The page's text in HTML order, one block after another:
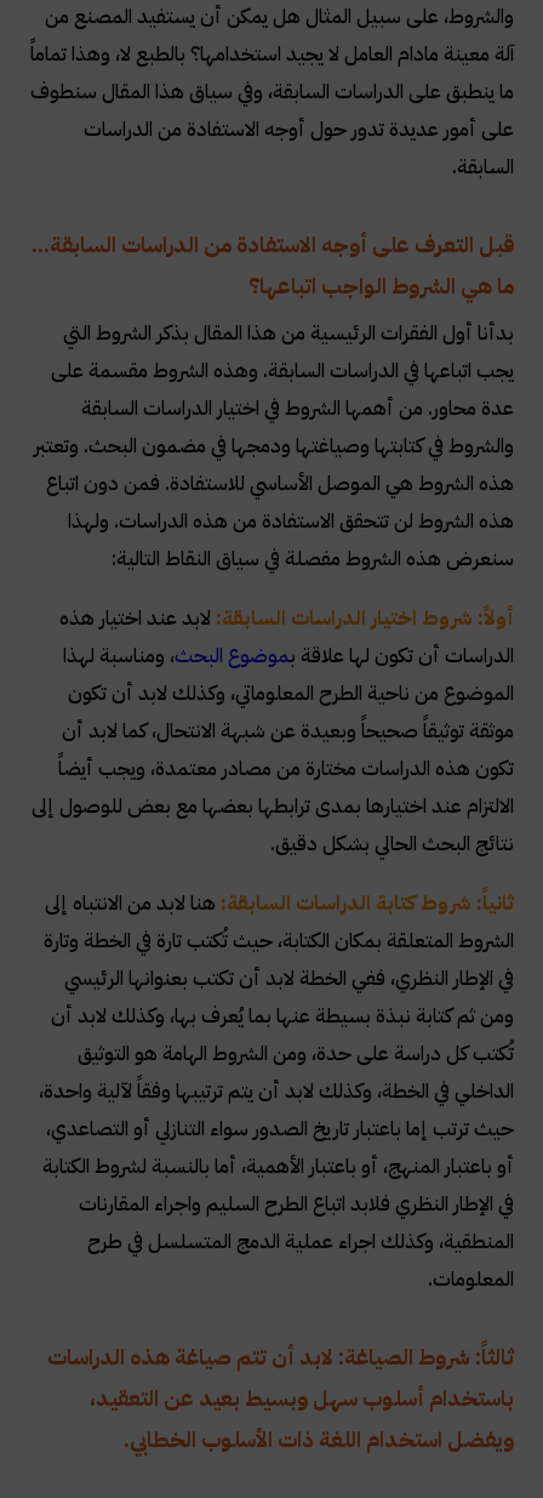
والشروط، على سبيل المثال هل يمكن أن يستفيد المصنع من
آلة معينة مادام العامل لا يجيد استخدامها؟ بالطبع لا، وهذا تماماً
ما ينطبق على الدراسات السابقة، وفي سياق هذا المقال سنطوف
على أمور عديدة تدور حول أوجه الاستفادة من الدراسات
السابقة.
قبل التعرف على أوجه الاستفادة من الدراسات السابقة...
ما هي الشروط الواجب اتباعها؟
بدأنا أول الفقرات الرئيسية من هذا المقال بذكر الشروط التي
يجب اتباعها في الدراسات السابقة. وهذه الشروط مقسمة على
عدة محاور. من أهمها الشروط في اختيار الدراسات السابقة
والشروط في كتابتها وصياغتها ودمجها في مضمون البحث. وتعتبر
هذه الشروط هي الموصل الأساسي للاستفادة. فمن دون اتباع
هذه الشروط لن تتحقق الاستفادة من هذه الدراسات. ولهذا
سنعرض هذه الشروط مفصلة في سياق النقاط التالية:
أولاً: شروط اختيار الدراسات السابقة: لابد عند اختيار هذه
الدراسات أن تكون لها علاقة بموضوع البحث، ومناسبة لهذا
الموضوع من ناحية الطرح المعلوماتي، وكذلك لابد أن تكون
موثقة توثيقاً صحيحاً وبعيدة عن شبهة الانتحال، كما لابد أن
تكون هذه الدراسات مختارة من مصادر معتمدة، ويجب أيضاً
الالتزام عند اختيارها بمدى ترابطها بعضها مع بعض للوصول إلى
نتائج البحث الحالي بشكل دقيق.
ثانياً: شروط كتابة الدراسات السابقة: هنا لابد من الانتباه إلى
الشروط المتعلقة بمكان الكتابة، حيث تُكتب تارة في الخطة وتارة
في الإطار النظري، ففي الخطة لابد أن تكتب بعنوانها الرئيسي
ومن ثم كتابة نبذة بسيطة عنها بما يُعرف بها، وكذلك لابد أن
تُكتب كل دراسة على حدة، ومن الشروط الهامة هو التوثيق
الداخلي في الخطة، وكذلك لابد أن يتم ترتيبها وفقاً لآلية واحدة،
حيث ترتب إما باعتبار تاريخ الصدور سواء التنازلي أو التصاعدي،
أو باعتبار المنهج، أو باعتبار الأهمية، أما بالنسبة لشروط الكتابة
في الإطار النظري فلابد اتباع الطرح السليم واجراء المقارنات
المنطقية، وكذلك اجراء عملية الدمج المتسلسل في طرح
المعلومات.
ثالثاً: شروط الصياغة: لابد أن تتم صياغة هذه الدراسات
باستخدام أسلوب سهل وبسيط بعيد عن التعقيد،
ويفضل استخدام اللغة ذات الأسلوب الخطابي.